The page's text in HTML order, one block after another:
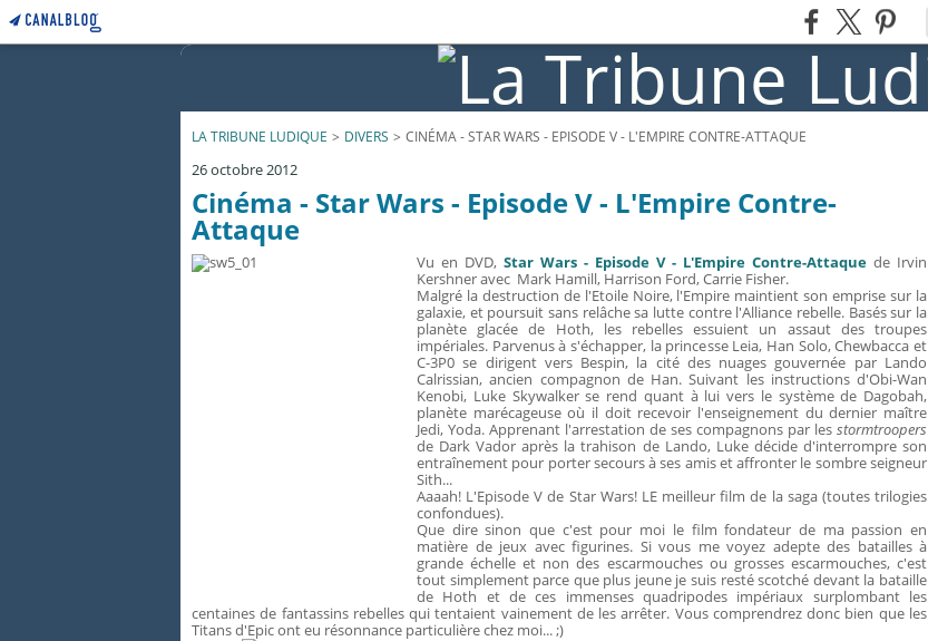
LA TRIBUNE LUDIQUE > DIVERS > CINÉMA - STAR WARS - EPISODE V - L'EMPIRE CONTRE-ATTAQUE
26 octobre 2012
Cinéma - Star Wars - Episode V - L'Empire Contre-
Attaque
Vu en DVD, Star Wars - Episode V - L'Empire Contre-Attaque de Irvin
Kershner avec Mark Hamill, Harrison Ford, Carrie Fisher.
Malgré la destruction de l'Etoile Noire, l'Empire maintient son emprise sur la
galaxie, et poursuit sans relâche sa lutte contre l'Alliance rebelle. Basés sur la
planète glacée de Hoth, les rebelles essuient un assaut des troupes
impériales. Parvenus à s'échapper, la princesse Leia, Han Solo, Chewbacca et
C-3P0 se dirigent vers Bespin, la cité des nuages gouvernée par Lando
Calrissian, ancien compagnon de Han. Suivant les instructions d'Obi-Wan
Kenobi, Luke Skywalker se rend quant à lui vers le système de Dagobah,
planète marécageuse où il doit recevoir l'enseignement du dernier maître
Jedi, Yoda. Apprenant l'arrestation de ses compagnons par les stormtroopers
de Dark Vador après la trahison de Lando, Luke décide d'interrompre son
entraînement pour porter secours à ses amis et affronter le sombre seigneur
Sith...
Aaaah! L'Episode V de Star Wars! LE meilleur film de la saga (toutes trilogies
confondues).
Que dire sinon que c'est pour moi le film fondateur de ma passion en
matière de jeux avec figurines. Si vous me voyez adepte des batailles à
grande échelle et non des escarmouches ou grosses escarmouches, c'est
tout simplement parce que plus jeune je suis resté scotché devant la bataille
de Hoth et de ces immenses quadripodes impériaux surplombant les
centaines de fantassins rebelles qui tentaient vainement de les arrêter. Vous comprendrez donc bien que les
Titans d'Epic ont eu résonnance particulière chez moi... ;)